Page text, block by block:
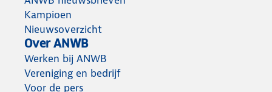
Kampioen
Nieuwsoverzicht
Over ANWB
Werken bij ANWB
Vereniging en bedrijf
Voor de pers